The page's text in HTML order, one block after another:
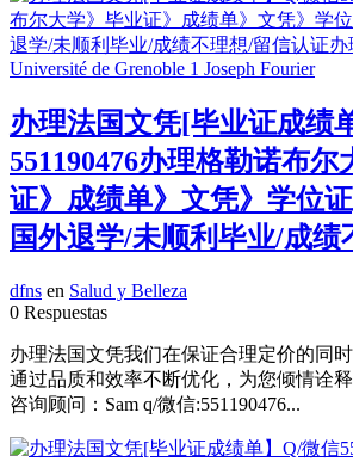
办理法国文凭[毕业证成绩
551190476办理格勒诺布尔
证》成绩单》文凭》学位
国外退学/未顺利毕业/成绩
dfns en Salud y Belleza
0 Respuestas
办理法国文凭我们在保证合理定价的同
通过品质和效率不断优化，为您倾情诠释
咨询顾问：Sam q/微信:551190476...